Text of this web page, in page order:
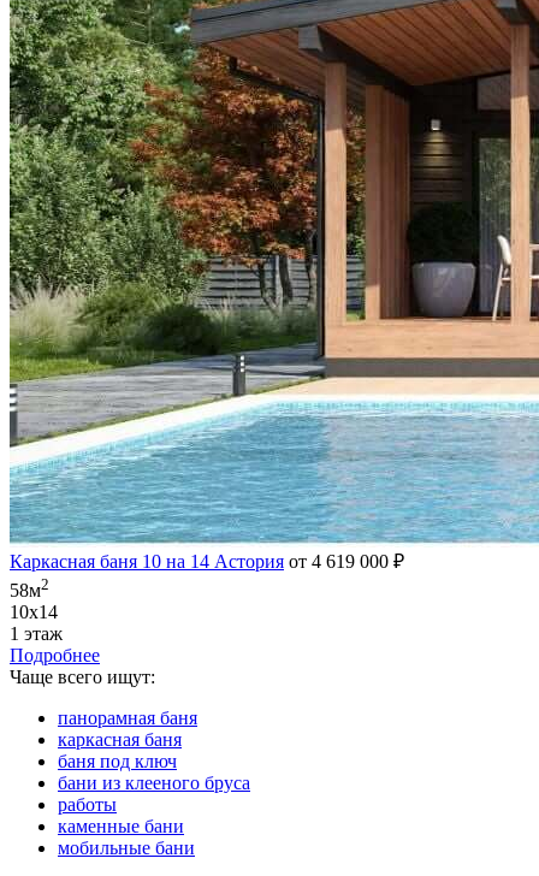
Каркасная баня 10 на 14 Астория от 4 619 000 ₽
58м2
10х14
1 этаж
Подробнее
Чаще всего ищут:
панорамная баня
каркасная баня
баня под ключ
бани из клееного бруса
работы
каменные бани
мобильные бани